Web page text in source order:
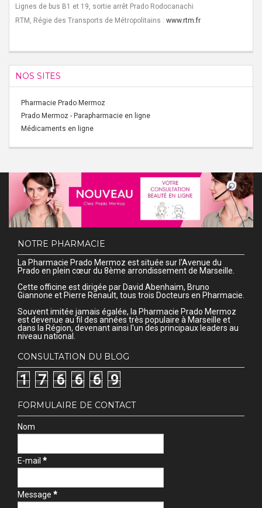
Lignes de bus B1 et 19, sortie arrêt Prado Rodocanachi
RTM, Régie des Transports de Métropolitains : www.rtm.fr
NOS SITES
Pharmacie Prado Mermoz
Prado Mermoz - Parapharmacie en ligne
Médicaments en ligne
NOTRE PHARMACIE
La Pharmacie Prado Mermoz est située sur l'Avenue du
Prado en plein cœur du 8ème arrondissement de Marseille.
Cette officine est dirigée par David Abenhaim, Bruno
Giannone et Pierre Renault, tous trois Docteurs en Pharmacie.
Souvent imitée jamais égalée, la Pharmacie Prado Mermoz
est devenue au fil des années très populaire à Marseille et
dans la Région, devenant ainsi l'un des principaux leaders au
niveau national.
CONSULTATION DU BLOG
1 7 6 6 6 9
FORMULAIRE DE CONTACT
Nom
E-mail *
Message *